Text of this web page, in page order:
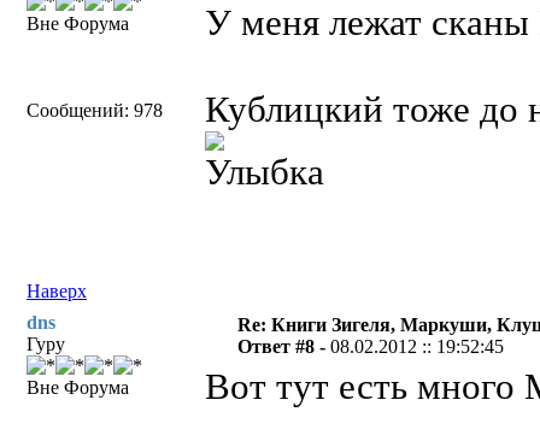
Вне Форума
Сообщений: 978
У меня лежат
Кублицкий тоже до
Наверх
dns
Гуру
Вне Форума
Re: Книги Зигеля, Маркуши,
Ответ #8 -08.02.2012 :: 19:52:45
Вот тут есть